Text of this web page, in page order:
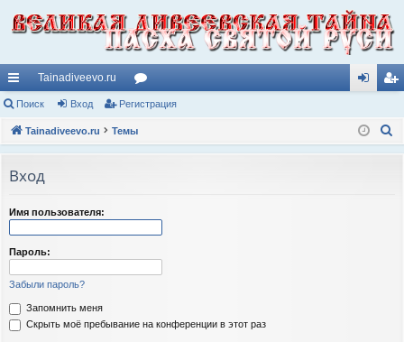
с
ы
и
Tainadiveevo.ru
ор
ум д ис
Поиск Вход Регистрация
Tainadiveevo.ru Темы
Вход
Имя пользователя:
Пароль:
Забыли пароль?
Запомнить меня
Скрыть моё пребывание на конференции в этот раз